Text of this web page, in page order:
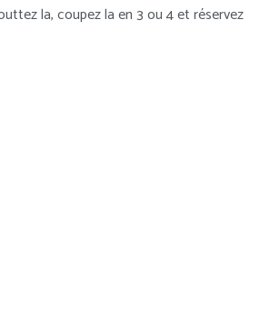
la, coupez la en 3 ou 4 et réservez